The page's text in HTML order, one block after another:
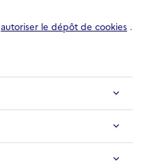
autoriser le dépôt de cookies .